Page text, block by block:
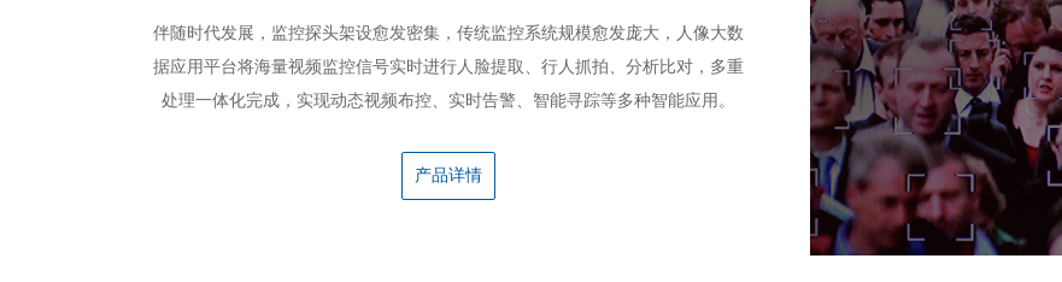
伴随时代发展，监控探头架设愈发密集，传统监控系统规模愈发庞大，人像大数
据应用平台将海量视频监控信号实时进行人脸提取、行人抓拍、分析比对，多重
处理一体化完成，实现动态视频布控、实时告警、智能寻踪等多种智能应用。
产品详情